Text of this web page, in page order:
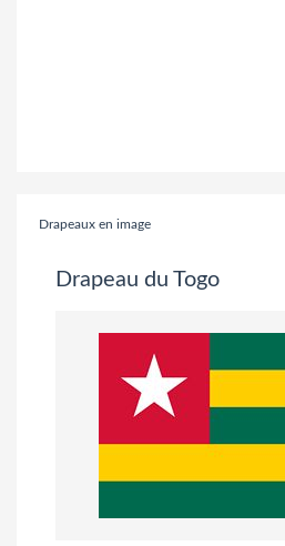
Drapeaux en image
Drapeau du Togo